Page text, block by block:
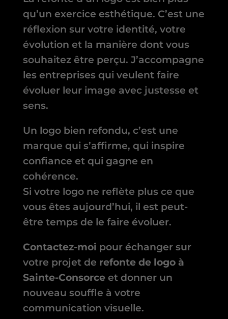
qu’un exercice esthétique. C’est une
réflexion sur votre identité, votre
évolution et la manière dont vous
souhaitez être perçu. J’accompagne
les entreprises qui veulent faire
évoluer leur image avec justesse et
sens.
Un logo bien refondu, c’est une
marque qui s’affirme, qui inspire
confiance et qui gagne en
cohérence.
Si votre logo ne reflète plus ce que
vous êtes aujourd’hui, il est peut-
être temps de le faire évoluer.
Contactez-moi pour échanger sur
votre projet de refonte de logo à
Sainte-Consorceet donner un
nouveau souffle à votre
communication visuelle.